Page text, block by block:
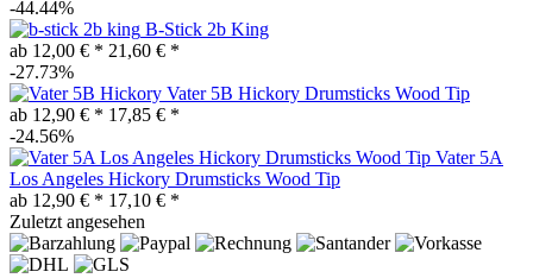
-44.44%
B-Stick 2b King
ab 12,00 € * 21,60 € *
-27.73%
Vater 5B Hickory Drumsticks Wood Tip
ab 12,90 € * 17,85 € *
-24.56%
Vater 5A
Los Angeles Hickory Drumsticks Wood Tip
ab 12,90 € * 17,10 € *
Zuletzt angesehen